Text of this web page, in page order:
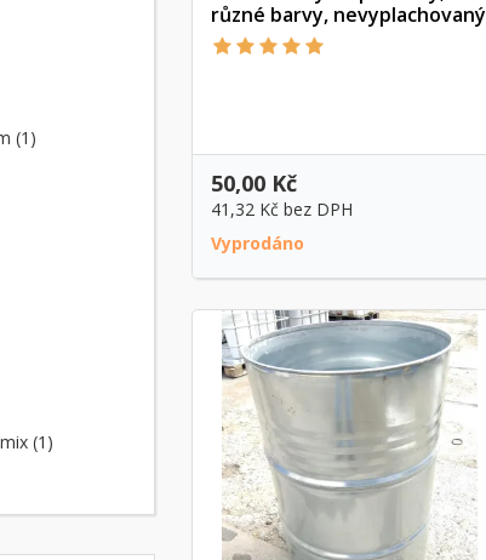
(1)
(1)
Rychlý náhled
různé barvy, nevyplachovaný
50,00 Kč
41,32 Kč bez DPH
Vyprodáno